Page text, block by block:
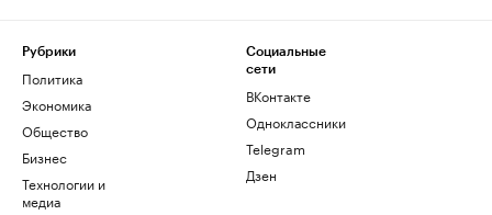
Рубрики
Политика
Экономика
Общество
Бизнес
Технологии и
медиа
Социальные
сети
ВКонтакте
Одноклассники
Telegram
Дзен